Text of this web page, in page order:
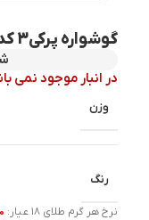
گوشواره پرکی3 کد 11147
در انبار موجود نمی
وزن
رنگ
نرخ هر گرم طلای ۱۸ عیار: